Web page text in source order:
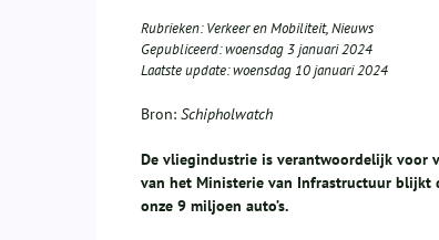
Rubrieken:Verkeer en Mobiliteit,Nieuws
Gepubliceerd:woensdag 3 januari 2024
Laatste update:woensdag 10 januari 2024
Bron: Schipholwatch
De vliegindustrie is verantwoordelijk voor
van het Ministerie van Infrastructuur blijkt
onze 9 miljoen auto’s.